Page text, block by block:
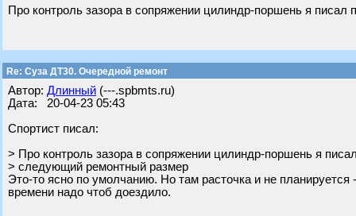
Про контроль зазора в сопряжении цилиндр-поршень я
Re: Суза ДТ30. Очередной ремонт
Автор: Длинный (---.spbmts.ru)
Дата: 20-04-23 05:43
Спортист писал:
> Про контроль зазора в сопряжении цилиндр-поршень я
> следующий ремонтный размер
Это-то ясно по умолчанию. Но там расточка и не
времени надо чтоб доездило.